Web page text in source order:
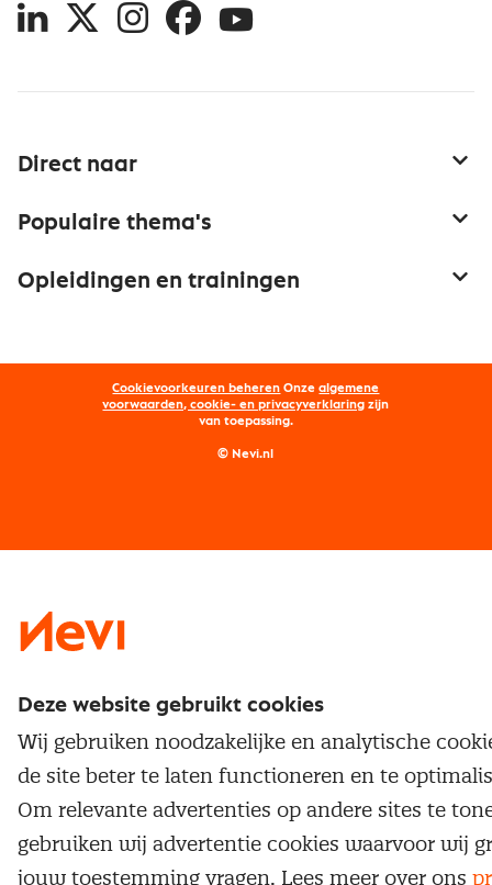
Direct naar
Netwerk en communities
Word lid van Nevi
Nevi PMI®
Populaire thema's
Onderhandelen
Opleidingen en trainingen
Opleidingen
Maatwerk
Nevi 2
LinkedIn
X InstagramFacebookYouTube
Cookievoorkeuren beheren Onzealgemene
voorwaarden, cookie- en privacyverklaring zijn
van toepassing.
© Nevi.nl
Deze website gebruikt cookies
Wij gebruiken noodzakelijke en analytische
de site beter te laten functioneren en te
Om relevante advertenties op andere sites te
gebruiken wij advertentie cookies waarvoor wij
jouw toestemming vragen. Lees meer over ons